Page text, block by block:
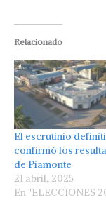
Relacionado
El escrutinio
confirmó los
de Piamonte
21 abril, 2025
En "ELECCIONES